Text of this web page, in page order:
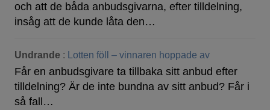
och att de båda anbudsgivarna, efter tilldelning,
insåg att de kunde låta den…
Undrande : Lotten föll – vinnaren hoppade av
Får en anbudsgivare ta tillbaka sitt anbud efter
tilldelning? Är de inte bundna av sitt anbud? Får i
så fall…